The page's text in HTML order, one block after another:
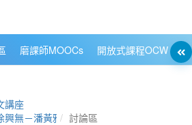
磨課師MOOCs 開放式課程OCW
講座
無－潘黃雅仙人文講座
討論區